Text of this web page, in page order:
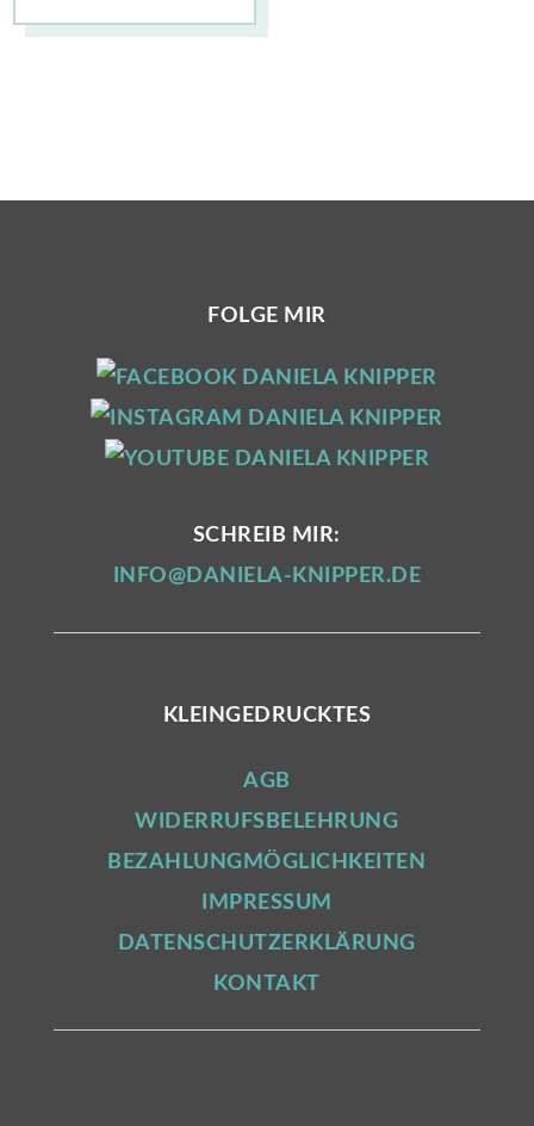
war:
ist:
FOLGE MIR
SCHREIB MIR:
INFO@DANIELA-KNIPPER.DE
KLEINGEDRUCKTES
AGB
WIDERRUFSBELEHRUNG
BEZAHLUNGMÖGLICHKEITEN
IMPRESSUM
DATENSCHUTZERKLÄRUNG
KONTAKT